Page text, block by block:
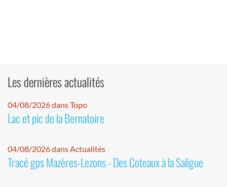
Les dernières actualités
04/08/2026 dans Topo
Lac et pic de la Bernatoire
04/08/2026 dans Actualités
Tracé gps Mazères-Lezons - Des Coteaux à la Saligue